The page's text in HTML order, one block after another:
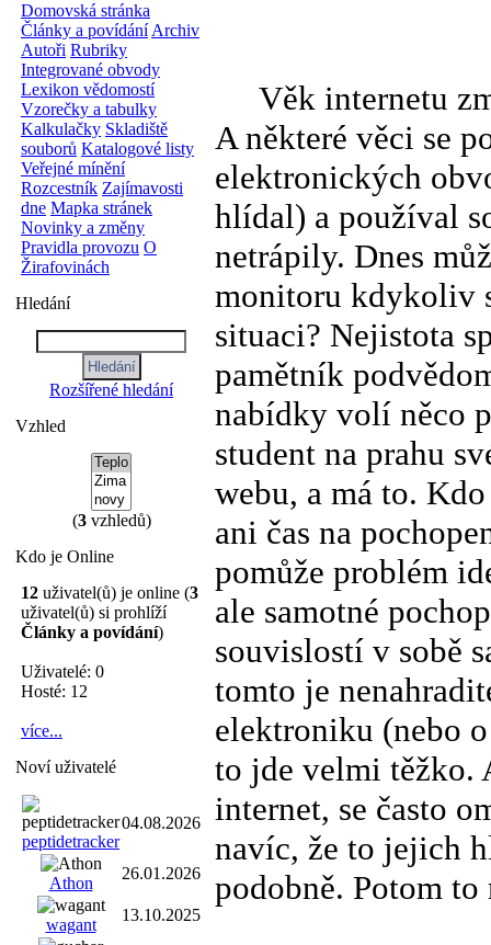
Domovská stránka
Články a povídání Archiv
Autoři Rubriky
Integrované obvody
Lexikon vědomostí
Vzorečky a tabulky
Kalkulačky Skladiště
souborů Katalogové listy
Veřejné mínění
Rozcestník Zajímavosti
dne Mapka stránek
Novinky a změny
Pravidla provozu O
Žirafovinách
Hledání
Rozšířené hledání
Vzhled
(3vzhledů)
Kdo je Online
12 uživatel(ů) je online (3
uživatel(ů) si prohlíží
Články a povídání)
Uživatelé: 0
Hosté: 12
více...
Noví uživatelé
peptidetracker
04.08.2026
Athon
26.01.2026
wagant
13.10.2025
Věk internetu
A některé věci se
elektronických
hlídal) a používal
netrápily. Dnes
monitoru kdykoliv
situaci? Nejistota
pamětník
nabídky volí něco
student na prahu
webu, a má to.
ani čas na
pomůže problém
ale samotné
souvislostí v sobě
tomto je
elektroniku (nebo
to jde velmi těžko.
internet, se často
navíc, že to jejich
podobně. Potom